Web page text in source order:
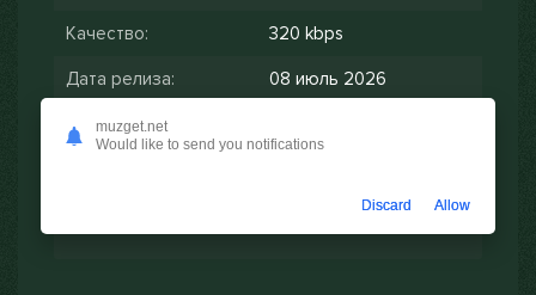
Качество: 320 kbps
Дата релиза: 08 июль 2026
muzget.net
Would like to send you notifications
Discard Allow